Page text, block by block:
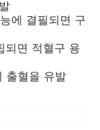
에 결필되면 구
되면 적혈구 용
출혈을 유발